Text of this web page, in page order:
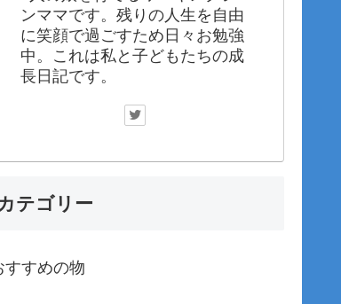
ンママです。残りの人生を自由
に笑顔で過ごすため日々お勉強
中。これは私と子どもたちの成
長日記です。
テゴリー
すすめの物